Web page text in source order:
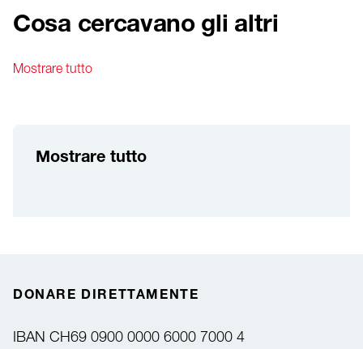
Cosa cercavano gli altri
Mostrare tutto
Mostrare tutto
DONARE DIRETTAMENTE
IBAN CH69 0900 0000 6000 7000 4